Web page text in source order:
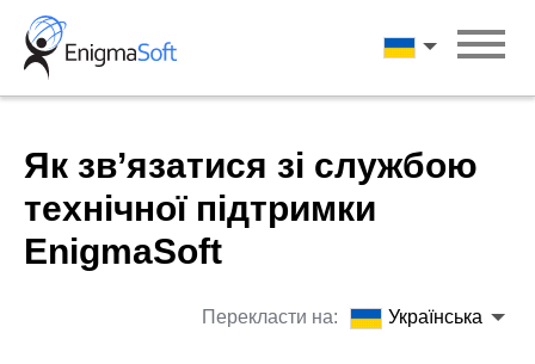
Skip
content
Українська
Як зв’язатися зі службою
технічної підтримки
EnigmaSoft
Перекласти на: Українська